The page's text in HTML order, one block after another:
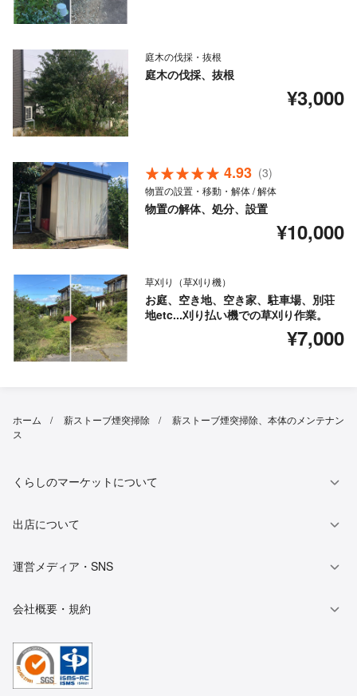
庭木の伐採・抜根
庭木の伐採、抜根
¥3,000
4.93 (3)
物置の設置・移動・解体 / 解体
物置の解体、処分、設置
¥10,000
草刈り（草刈り機）
お庭、空き地、空き家、駐車場、別荘
地etc...刈り払い機での草刈り作業。
¥7,000
ホーム 薪ストーブ煙突掃除
薪ストーブ煙突掃除、本体のメンテナン
ス
くらしのマーケットについて
出店について
運営メディア・SNS
会社概要・規約